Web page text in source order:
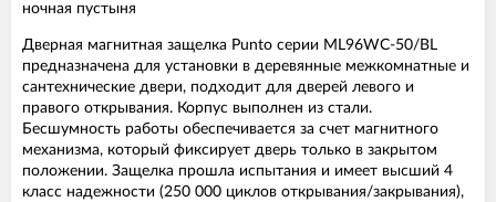
ночная пустыня
Дверная магнитная защелка Punto серии ML96WC-50/BL
предназначена для установки в деревянные межкомнатные и
сантехнические двери, подходит для дверей левого и
правого открывания. Корпус выполнен из стали.
Бесшумность работы обеспечивается за счет магнитного
механизма, который фиксирует дверь только в закрытом
положении. Защелка прошла испытания и имеет высший 4
класс надежности (250 000 циклов открывания/закрывания),